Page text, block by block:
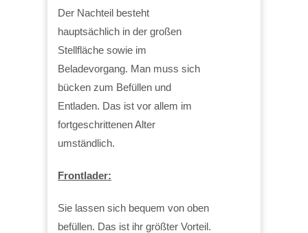
Der Nachteil besteht
hauptsächlich in der großen
Stellfläche sowie im
Beladevorgang. Man muss sich
bücken zum Befüllen und
Entladen. Das ist vor allem im
fortgeschrittenen Alter
umständlich.
Frontlader:
Sie lassen sich bequem von oben
befüllen. Das ist ihr größter Vorteil.